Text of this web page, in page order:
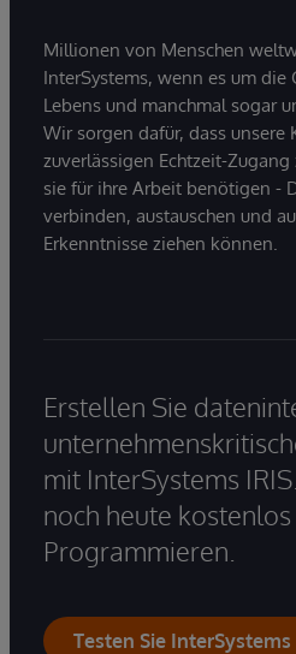
Millionen von Menschen
InterSystems, wenn es um die
Lebens und manchmal sogar
Wir sorgen dafür, dass unsere
zuverlässigen Echtzeit-
sie für ihre Arbeit benötigen -
verbinden, austauschen und
Erkenntnisse ziehen können.
Erstellen Sie
mit InterSystems
noch heute
Programmieren.
Testen Sie